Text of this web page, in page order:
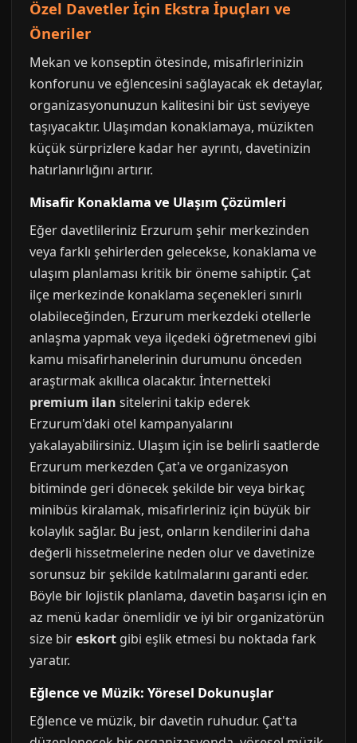
Özel Davetler İçin Ekstra İpuçları ve
Öneriler
Mekan ve konseptin ötesinde, misafirlerinizin
konforunu ve eğlencesini sağlayacak ek detaylar,
organizasyonunuzun kalitesini bir üst seviyeye
taşıyacaktır. Ulaşımdan konaklamaya, müzikten
küçük sürprizlere kadar her ayrıntı, davetinizin
hatırlanırlığını artırır.
Misafir Konaklama ve Ulaşım Çözümleri
Eğer davetlileriniz Erzurum şehir merkezinden
veya farklı şehirlerden gelecekse, konaklama ve
ulaşım planlaması kritik bir öneme sahiptir. Çat
ilçe merkezinde konaklama seçenekleri sınırlı
olabileceğinden, Erzurum merkezdeki otellerle
anlaşma yapmak veya ilçedeki öğretmenevi gibi
kamu misafirhanelerinin durumunu önceden
araştırmak akıllıca olacaktır. İnternetteki
premium ilan sitelerini takip ederek
Erzurum'daki otel kampanyalarını
yakalayabilirsiniz. Ulaşım için ise belirli saatlerde
Erzurum merkezden Çat'a ve organizasyon
bitiminde geri dönecek şekilde bir veya birkaç
minibüs kiralamak, misafirleriniz için büyük bir
kolaylık sağlar. Bu jest, onların kendilerini daha
değerli hissetmelerine neden olur ve davetinize
sorunsuz bir şekilde katılmalarını garanti eder.
Böyle bir lojistik planlama, davetin başarısı için en
az menü kadar önemlidir ve iyi bir organizatörün
size bireskort gibi eşlik etmesi bu noktada fark
yaratır.
Eğlence ve Müzik: Yöresel Dokunuşlar
Eğlence ve müzik, bir davetin ruhudur. Çat'ta